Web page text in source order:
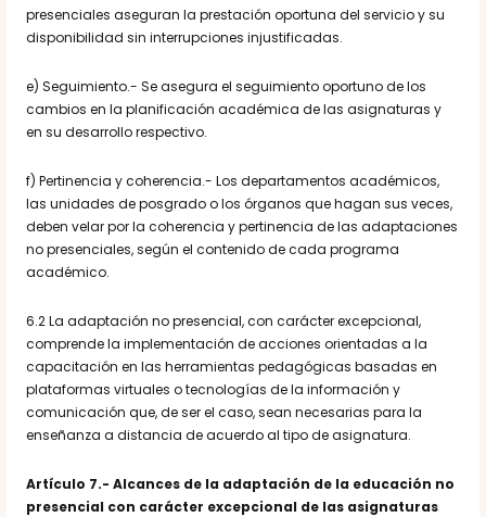
presenciales aseguran la prestación oportuna del servicio y su
disponibilidad sin interrupciones injustificadas.
e) Seguimiento.- Se asegura el seguimiento oportuno de los
cambios en la planificación académica de las asignaturas y
en su desarrollo respectivo.
f) Pertinencia y coherencia.- Los departamentos académicos,
las unidades de posgrado o los órganos que hagan sus veces,
deben velar por la coherencia y pertinencia de las adaptaciones
no presenciales, según el contenido de cada programa
académico.
6.2 La adaptación no presencial, con carácter excepcional,
comprende la implementación de acciones orientadas a la
capacitación en las herramientas pedagógicas basadas en
plataformas virtuales o tecnologías de la información y
comunicación que, de ser el caso, sean necesarias para la
enseñanza a distancia de acuerdo al tipo de asignatura.
Artículo 7.- Alcances de la adaptación de la educación no
presencial con carácter excepcional de las asignaturas